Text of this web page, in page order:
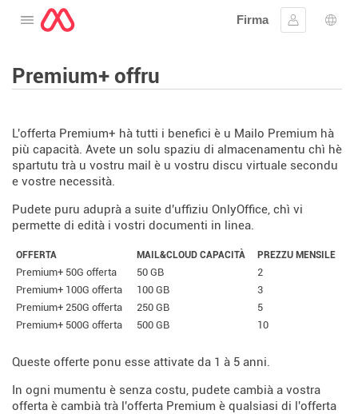
Apre u menu
Firma
Firmà lu
Premium+ offru
L'offerta Premium+ hà tutti i benefici è u Mailo Premium hà
più capacità. Avete un solu spaziu di almacenamentu chì hè
spartutu trà u vostru mail è u vostru discu virtuale secondu
e vostre necessità.
Pudete puru aduprà a suite d'uffiziu OnlyOffice, chì vi
permette di edità i vostri documenti in linea.
OFFERTA MAIL&CLOUD CAPACITÀ PREZZU MENSILE
Premium+ 50G offerta 50 GB
2
Premium+ 100G offerta
100 GB
3
Premium+ 250G offerta
250 GB
5
Premium+ 500G offerta
500 GB 10
Queste offerte ponu esse attivate da 1 à 5 anni.
In ogni mumentu è senza costu, pudete cambià a vostra
offerta è cambià trà l'offerta Premium è qualsiasi di l'offerta